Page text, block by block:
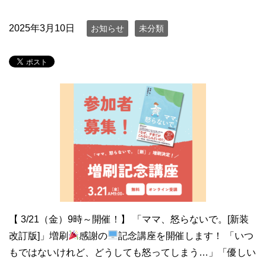
2025年3月10日 お知らせ 未分類
【 3/21（金）9時～開催！】 「ママ、怒らないで。[新装
改訂版]」増刷
感謝の
記念講座を開催します！ 「いつ
もではないけれど、どうしても怒ってしまう…」「優しい